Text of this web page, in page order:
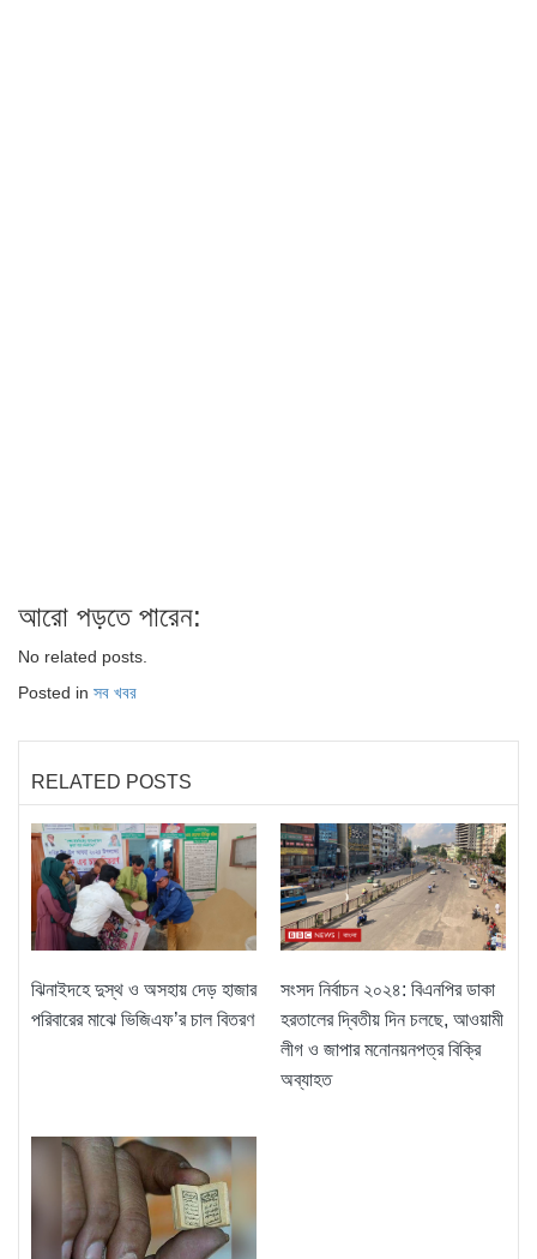
আরো পড়তে পারেন:
No related posts.
Posted in সব খবর
RELATED POSTS
ঝিনাইদহে দুস্থ ও অসহায় দেড় হাজার
পরিবারের মাঝে ভিজিএফ’র চাল বিতরণ
সংসদ নির্বাচন ২০২৪: বিএনপির ডাকা
হরতালের দ্বিতীয় দিন চলছে, আওয়ামী
লীগ ও জাপার মনোনয়নপত্র বিক্রি
অব্যাহত